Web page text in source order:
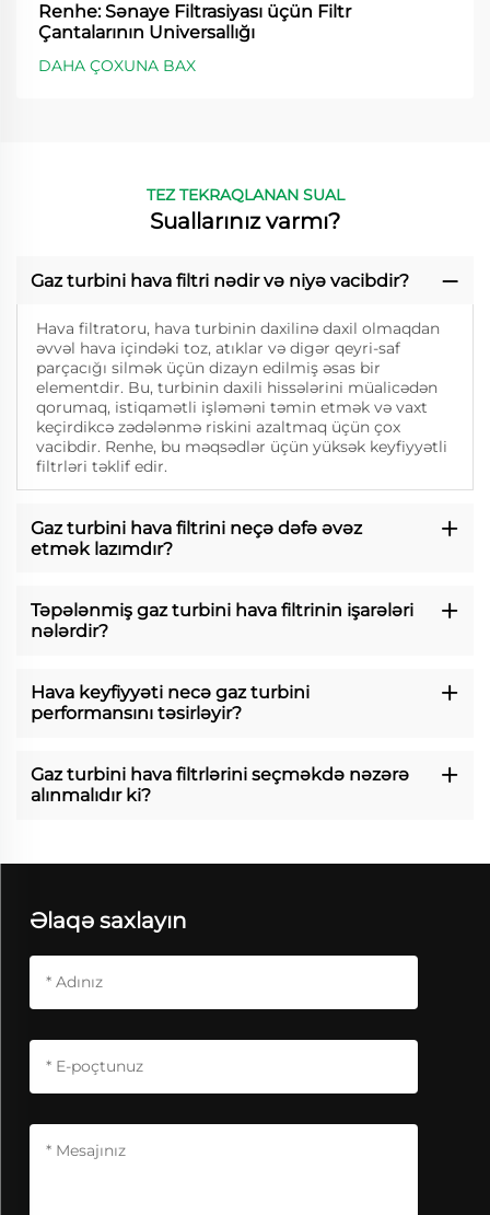
Renhe: Sənaye Filtrasiyası üçün Filtr
Çantalarının Universallığı
DAHA ÇOXUNA BAX
TEZ TEKRAQLANAN SUAL
Suallarınız varmı?
Gaz turbini hava filtri nədir və niyə vacibdir?
Hava filtratoru, hava turbinin daxilinə daxil olmaqdan
əvvəl hava içindəki toz, atıklar və digər qeyri-saf
parçacığı silmək üçün dizayn edilmiş əsas bir
elementdir. Bu, turbinin daxili hissələrini müalicədən
qorumaq, istiqamətli işləməni təmin etmək və vaxt
keçirdikcə zədələnmə riskini azaltmaq üçün çox
vacibdir. Renhe, bu məqsədlər üçün yüksək keyfiyyətli
filtrləri təklif edir.
Gaz turbini hava filtrini neçə dəfə əvəz
etmək lazımdır?
Təpələnmiş gaz turbini hava filtrinin işarələri
nələrdir?
Hava keyfiyyəti necə gaz turbini
performansını təsirləyir?
Gaz turbini hava filtrlərini seçməkdə nəzərə
alınmalıdır ki?
Əlaqə saxlayın